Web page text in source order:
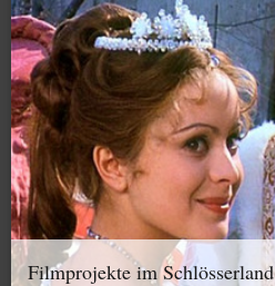
Filmprojekte im Schlösserland